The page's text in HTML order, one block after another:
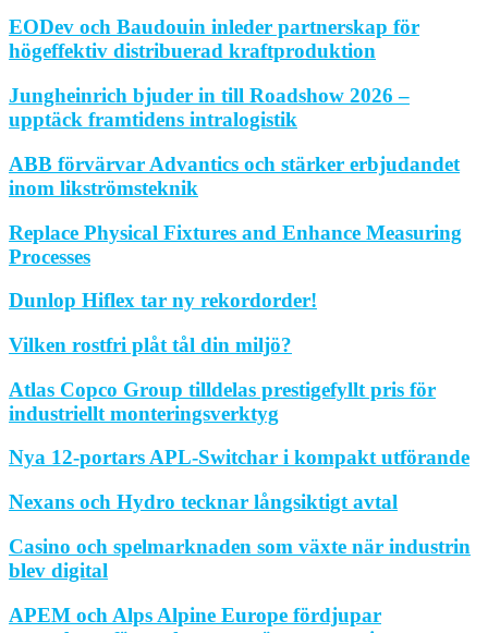
EODev och Baudouin inleder partnerskap för
högeffektiv distribuerad kraftproduktion
Jungheinrich bjuder in till Roadshow 2026 –
upptäck framtidens intralogistik
ABB förvärvar Advantics och stärker erbjudandet
inom likströmsteknik
Replace Physical Fixtures and Enhance Measuring
Processes
Dunlop Hiflex tar ny rekordorder!
Vilken rostfri plåt tål din miljö?
Atlas Copco Group tilldelas prestigefyllt pris för
industriellt monteringsverktyg
Nya 12-portars APL-Switchar i kompakt utförande
Nexans och Hydro tecknar långsiktigt avtal
Casino och spelmarknaden som växte när industrin
blev digital
APEM och Alps Alpine Europe fördjupar